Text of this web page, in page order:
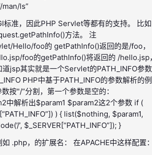
man/ls”
标准，因此PHP Servlet等都有的支持。 比如
方法。 注
Hello/foo的 getPathInfo()返回的是/foo，
foo的getPathInfo()将返回的 /hello.jsp
道jsp其实就是一个Servlet的PATH_INFO参
PHP中基于PATH_INFO的参数解析的
按"/“分割，第一个参数是空的：
中解析出$param1 $param2这2个参数 if (
) { list($nothing, $param1,
’, $_SERVER[“PATH_INFO”]); }
.php，的扩展名： 在APACHE中这样配置